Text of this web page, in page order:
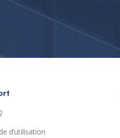
d’utilisation